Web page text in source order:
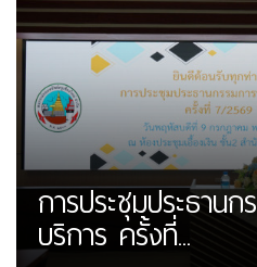
การประชุมประธาน
บริการ ครั้งที่...